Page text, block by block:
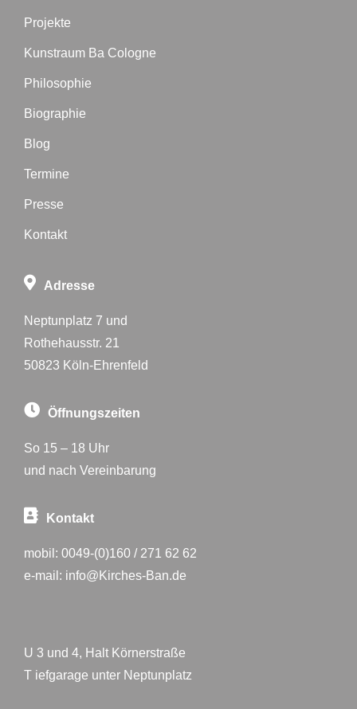
Projekte
Kunstraum Ba Cologne
Philosophie
Biographie
Blog
Termine
Presse
Kontakt
Adresse
Neptunplatz 7 und
Rothehausstr. 21
50823 Köln-Ehrenfeld
Öffnungszeiten
So 15 – 18 Uhr
und nach Vereinbarung
Kontakt
mobil: 0049-(0)160 / 271 62 62
e-mail: info@Kirches-Ban.de
U 3 und 4, Halt Körnerstraße
T iefgarage unter Neptunplatz